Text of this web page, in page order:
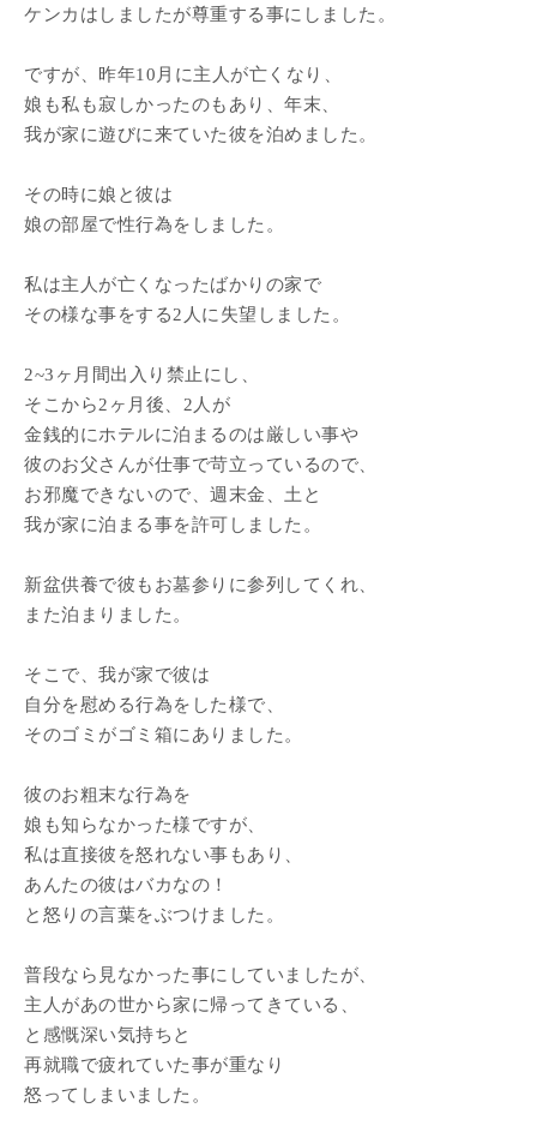
ケンカはしましたが尊重する事にしました。
ですが、昨年10月に主人が亡くなり、
娘も私も寂しかったのもあり、年末、
我が家に遊びに来ていた彼を泊めました。
その時に娘と彼は
娘の部屋で性行為をしました。
私は主人が亡くなったばかりの家で
その様な事をする2人に失望しました。
2~3ヶ月間出入り禁止にし、
そこから2ヶ月後、2人が
金銭的にホテルに泊まるのは厳しい事や
彼のお父さんが仕事で苛立っているので、
お邪魔できないので、週末金、土と
我が家に泊まる事を許可しました。
新盆供養で彼もお墓参りに参列してくれ、
また泊まりました。
そこで、我が家で彼は
自分を慰める行為をした様で、
そのゴミがゴミ箱にありました。
彼のお粗末な行為を
娘も知らなかった様ですが、
私は直接彼を怒れない事もあり、
あんたの彼はバカなの！
と怒りの言葉をぶつけました。
普段なら見なかった事にしていましたが、
主人があの世から家に帰ってきている、
と感慨深い気持ちと
再就職で疲れていた事が重なり
怒ってしまいました。